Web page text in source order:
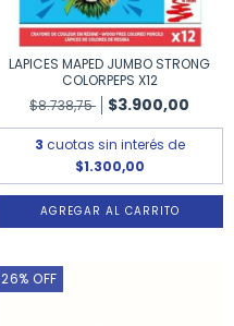
LAPICES MAPED JUMBO STRONG
COLORPEPS X12
$8.738,75
$3.900,00
3 cuotas sin interés de
$1.300,00
26% OFF